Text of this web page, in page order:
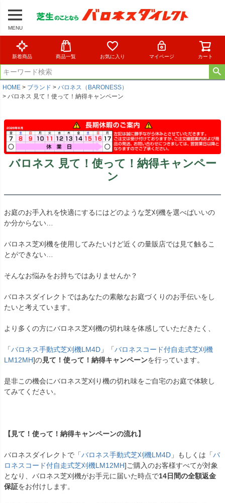
MENU
新着商品 商品一覧 お気に入り マイページ カート
HOME ブランド
バロネス（BARONESS）
バロネス 見て！使って！納得キャンペーン
バロネス 見て！使って！納得キャンペー
ン
お庭のお手入れを快適にするにはどのような芝刈機を選べばいいの
か分からない…
バロネス芝刈機を使用してみたいけど近くの量販店では見て触るこ
とができない…
そんなお悩みをお持ちではありませんか？
バロネスダイレクトではあなたの素敵なお庭づくりのお手伝いをし
たいと考えています。
より多くの方にバロネス芝刈機の切れ味を体感していただきたく、
「バロネス手動式芝刈機LM4D 」「バロネスコード付自走式芝刈機
LM12MH]の見て！使って！納得キャンペーンを行っています。
是非この機会にバロネス芝刈り機の切れ味をご自宅のお庭で体験し
てみてください。
【見て！使って！納得キャンペーンの流れ】
バロネスダイレクトで「バロネス手動式芝刈機LM4D 」もしくは「バ
ロネスコード付自走式芝刈機LM12MH]ご購入のお客様すべてが対象
となり、バロネス芝刈機がお手元に届いた時点で14日間の全額返金
保証をお付けします。